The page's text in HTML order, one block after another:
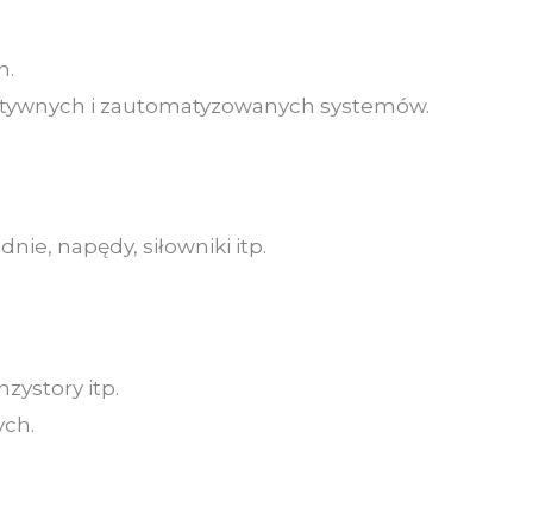
i zautomatyzowanych systemów.
napędy, siłowniki itp.
itp.